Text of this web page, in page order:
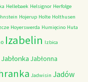
Hellebaek Helsignor Herfolge
Hojerup Holte Holthusen
Hoyerswerda Humięcino Huta
Izabelin Izbica
Jabłonka Jabłonna
Jadwisin Jadów